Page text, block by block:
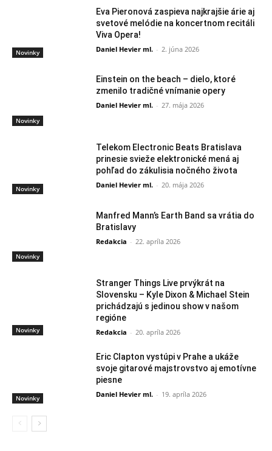
Novinky
Eva Pieronová zaspieva najkrajšie árie aj
svetové melódie na koncertnom recitáli
Viva Opera!
Daniel Hevier ml. - 2. júna 2026
Novinky
Einstein on the beach – dielo, ktoré
zmenilo tradičné vnímanie opery
Daniel Hevier ml. - 27. mája 2026
Novinky
Telekom Electronic Beats Bratislava
prinesie svieže elektronické mená aj
pohľad do zákulisia nočného života
Daniel Hevier ml. - 20. mája 2026
Novinky
Manfred Mann’s Earth Band sa vrátia do
Bratislavy
Redakcia - 22. apríla 2026
Novinky
Stranger Things Live prvýkrát na
Slovensku – Kyle Dixon & Michael Stein
prichádzajú s jedinou show v našom
regióne
Redakcia - 20. apríla 2026
Novinky
Eric Clapton vystúpi v Prahe a ukáže
svoje gitarové majstrovstvo aj emotívne
piesne
Daniel Hevier ml. - 19. apríla 2026